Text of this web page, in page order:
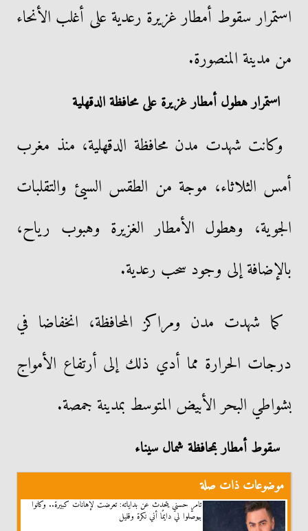
استمرار سقوط أمطار غزيرة رعدية على أغلب الأنحاء
من مدينة المنصورة.
استمرار هطول أمطار غزيرة على محافظة الدقهلية
وكانت شهدت مدن محافظة الدقهلية، منذ مغرب
أمس الثلاثاء، موجة من الطقس السيئ والتقلبات
الجوية، وهطول الأمطار الغزيرة وهبوب رياح،
بالإضافة إلى وجود سحب رعدية.
كما شهدت مدن ومراكز المحافظة، انخفاضا في
درجات الحرارة مما أدي ذلك إلى أرتفاع الأمواج
بشواطي البحر الأبيض المتوسط بمدينة جمصة.
سقوط أمطار بمحافظة شمال سيناء
موضوعات ذات صلة
تامر حسني يتحدث عن بداياته: تعرضت لإهانات كبيرة.. وكانوا
بيوصّلوا لي دايمًا أني نكرة وقليل